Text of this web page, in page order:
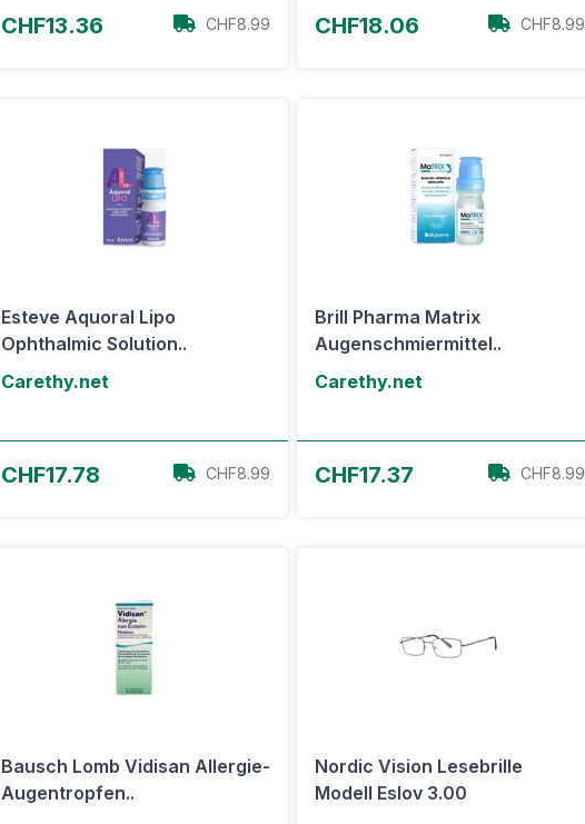
CHF13.36 CHF8.99 CHF18.06 CHF8.99
Esteve Aquoral Lipo
Ophthalmic Solution..
Carethy.net
CHF17.78 CHF8.99
Brill Pharma Matrix
Augenschmiermittel..
Carethy.net
CHF17.37 CHF8.99
Bausch Lomb Vidisan Allergie-
Augentropfen..
Nordic Vision Lesebrille
Modell Eslov 3.00